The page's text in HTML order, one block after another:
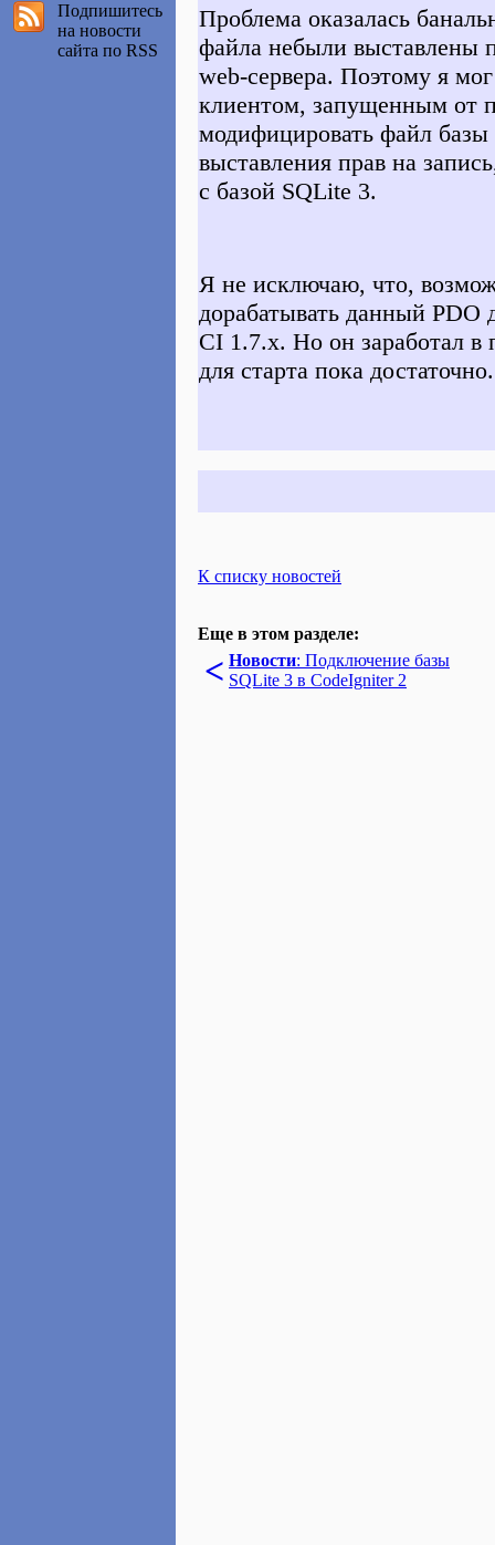
Подпишитесь
на новости
сайта по RSS
Проблема оказалась
файла небыли выставлены
web-сервера. Поэтому я
клиентом, запущенным от
модифицировать файл
выставления прав на
с базой SQLite 3.
Я не исключаю, что,
дорабатывать данный PDO
CI 1.7.x. Но он заработал в
для старта пока достаточно.
К списку новостей
Еще в этом разделе:
< Новости: Подключение базы
SQLite 3 в CodeIgniter 2